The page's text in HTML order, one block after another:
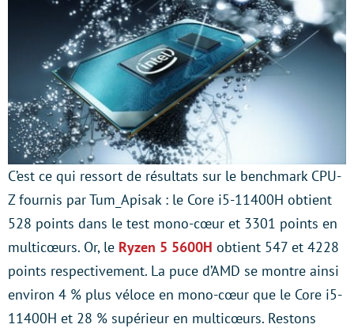
C’est ce qui ressort de résultats sur le benchmark CPU-
Z fournis par Tum_Apisak : le Core i5-11400H obtient
528 points dans le test mono-cœur et 3301 points en
multicœurs. Or, le Ryzen 5 5600H obtient 547 et 4228
points respectivement. La puce d’AMD se montre ainsi
environ 4 % plus véloce en mono-cœur que le Core i5-
11400H et 28 % supérieur en multicœurs. Restons